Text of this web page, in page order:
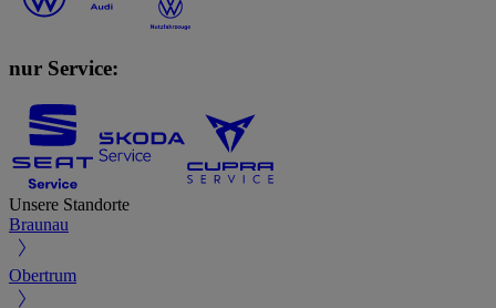
nur Service:
Unsere Standorte
Braunau
Obertrum